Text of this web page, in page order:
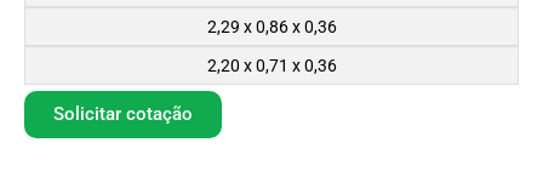
2,29 x 0,86 x 0,36
2,20 x 0,71 x 0,36
Solicitar cotação